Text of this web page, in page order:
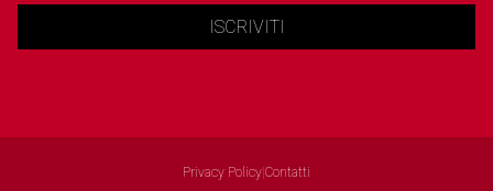
ISCRIVITI
Privacy Policy Contatti